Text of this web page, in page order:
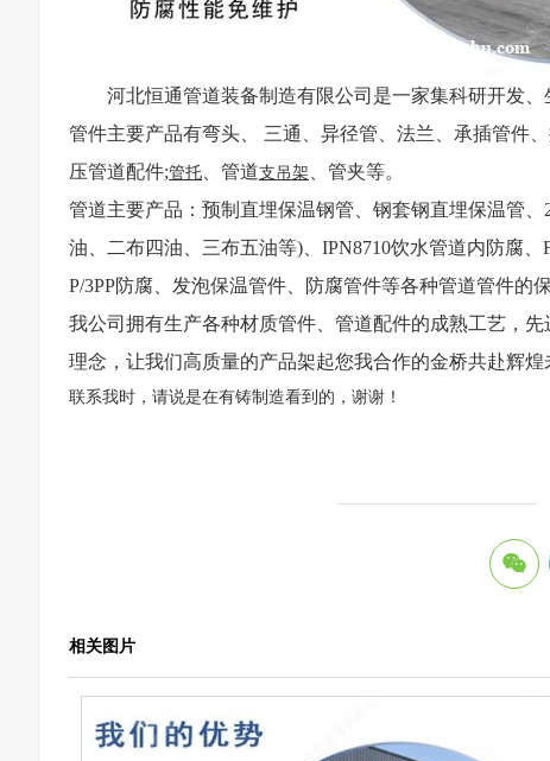
河北恒通管道装备制造有限公司是一家集科研开发
管件主要产品有弯头、 三通、异径管、法兰、承插管件
压管道配件;管托 、管道支吊架 、管夹等。
管道主要产品：预制直埋保温钢管、钢套钢直埋保温管
油、二布四油、三布五油等)、IPN8710饮水管道内防腐
P/3PP防腐、发泡保温管件、防腐管件等各种管道管件的
我公司拥有生产各种材质管件、管道配件的成熟工艺，
理念，让我们高质量的产品架起您我合作的金桥共赴辉煌
联系我时，请说是在有铸制造看到的，谢谢！
相关图片